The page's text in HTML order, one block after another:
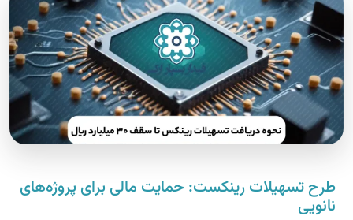
طرح تسهیلات رینکست: حمایت مالی برای پروژه‌های
نانویی